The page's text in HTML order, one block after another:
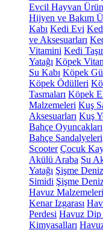
Evcil Hayvan
Hijyen ve Bakım
Kabı Kedi Evi
ve Aksesuarları
Vitamini Kedi
Yatağı Köpek
Su Kabı Köpek
Köpek Ödülleri
Tasmaları Köpek
Malzemeleri Kuş
Aksesuarları Kuş
Bahçe Oyuncakları
Bahçe Sandalyeleri
Scooter Çocuk
Akülü Araba Su
Yatağı Şişme
Simidi Şişme
Havuz Malzemeleri
Kenar Izgarası
Perdesi Havuz Dip
Kimyasalları